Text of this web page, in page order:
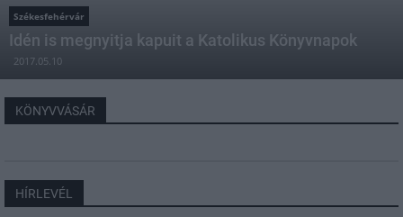
Székesfehérvár
Idén is megnyitja kapuit a Katolikus Könyvnapok
2017.05.10
KÖNYVVÁSÁR
HÍRLEVÉL